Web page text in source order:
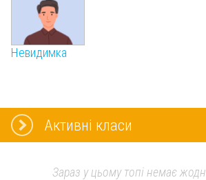
Невидимка
Активні класи
Зараз у цьому топі немає